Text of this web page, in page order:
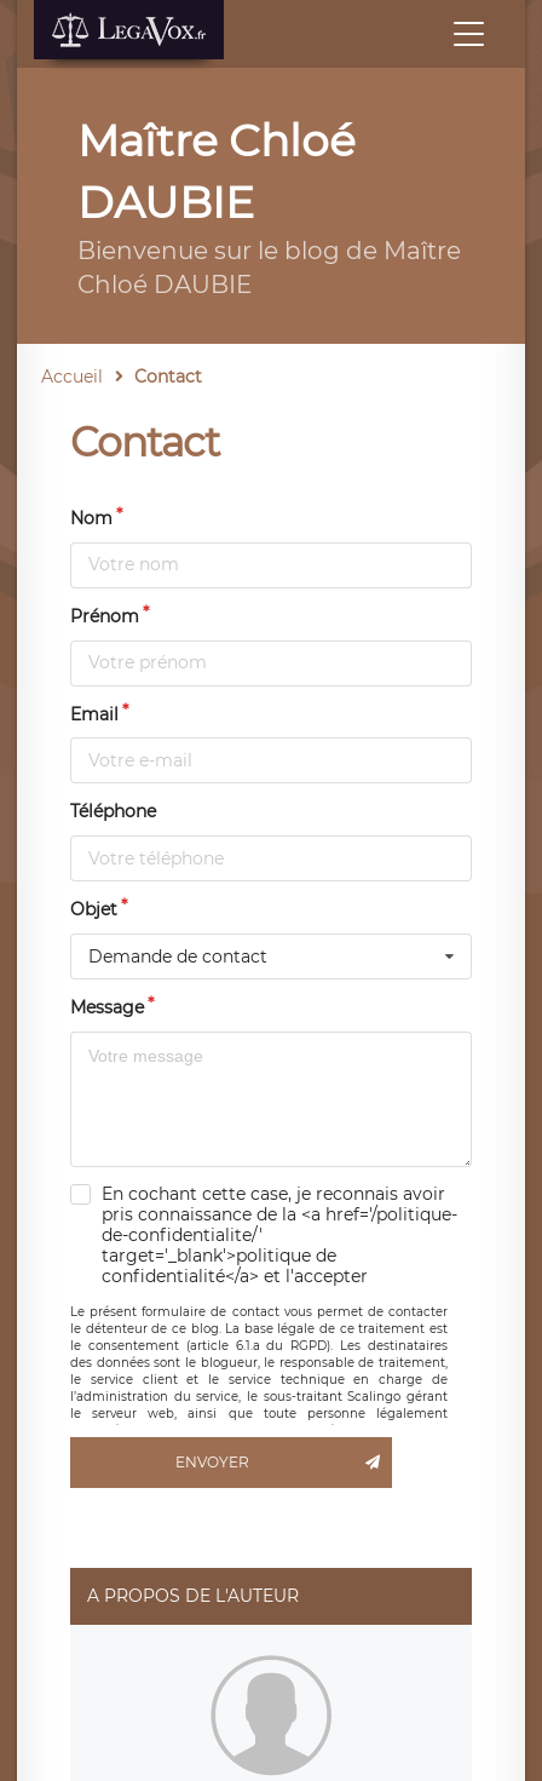
Maître Chloé
DAUBIE
Bienvenue sur le blog de Maître
Chloé DAUBIE
Accueil Contact
Contact
Nom
Prénom
Email
Téléphone
Objet
Demande de contact
Message
En cochant cette case, je reconnais avoir
pris connaissance de la <a href='/politique-
de-confidentialite/'
target='_blank'>politique de
confidentialité</a> et l'accepter
Le présent formulaire de contact vous permet de contacter
le détenteur de ce blog. La base légale de ce traitement est
le consentement (article 6.1.a du RGPD). Les destinataires
des données sont le blogueur, le responsable de traitement,
le service client et le service technique en charge de
l’administration du service, le sous-traitant Scalingo gérant
le serveur web, ainsi que toute personne légalement
autorisée. Le formulaire de contact à destination du
basé en France et offrant des
clauses de protection
limitation du traitement relatif à vos données à caractère
données. Vous pouvez exercer ces droits auprès du délégué
de traitement est la société LÉGAVOX, sis 9 rue Léopold
Sédar Senghor, joignable à l’adresse mail :
responsabledetraitement@legavox.fr. Vous avez également
le droit d’introduire une réclamation auprès d’une autorité
ENVOYER
A PROPOS DE L'AUTEUR